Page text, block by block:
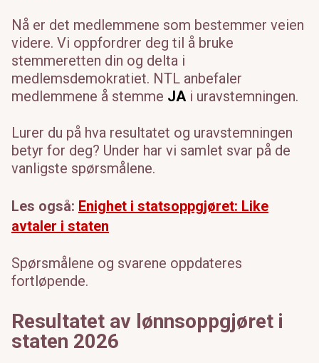
Nå er det medlemmene som bestemmer veien
videre. Vi oppfordrer deg til å bruke
stemmeretten din og delta i
medlemsdemokratiet. NTL anbefaler
medlemmene å stemme JA i uravstemningen.
Lurer du på hva resultatet og uravstemningen
betyr for deg? Under har vi samlet svar på de
vanligste spørsmålene.
Les også: Enighet i statsoppgjøret: Like
avtaler i staten
Spørsmålene og svarene oppdateres
fortløpende.
Resultatet av lønnsoppgjøret i
staten 2026